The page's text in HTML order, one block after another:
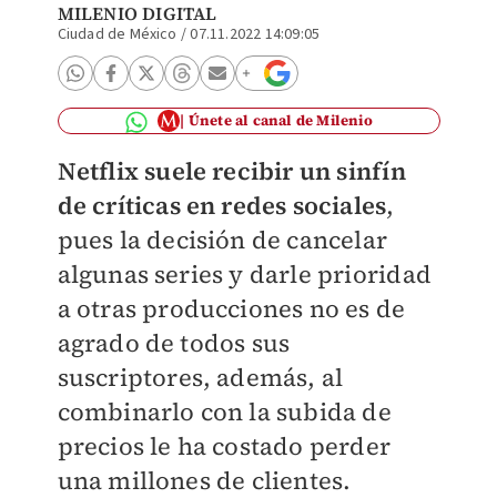
MILENIO DIGITAL
Ciudad de México /07.11.2022 14:09:05
Únete al canal de Milenio
Netflix suele recibir un sinfín
de críticas en redes sociales,
pues la decisión de cancelar
algunas series y darle prioridad
a otras producciones no es de
agrado de todos sus
suscriptores, además, al
combinarlo con la subida de
precios le ha costado perder
una millones de clientes.